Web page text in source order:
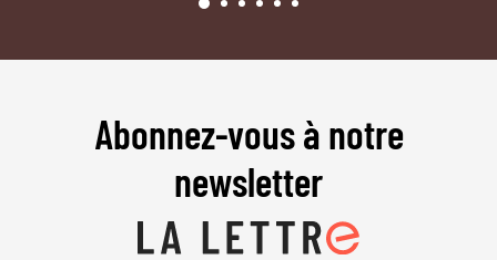
Abonnez-vous à notre
newsletter